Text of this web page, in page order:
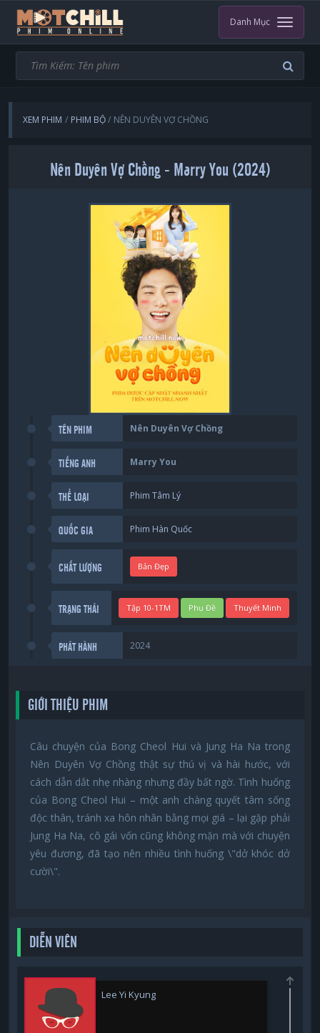
Danh Mục
XEM PHIM PHIM BỘ NÊN DUYÊN VỢ CHỒNG
Nên Duyên Vợ Chồng - Marry You (2024)
TÊN PHIM Nên Duyên Vợ Chồng
TIẾNG ANH Marry You
THỂ LOẠI Phim Tâm Lý
QUỐC GIA Phim Hàn Quốc
CHẤT LƯỢNG Bản Đẹp
TRẠNG THÁI Tập 10-1TM Phụ Đề Thuyết Minh
PHÁT HÀNH 2024
GIỚI THIỆU PHIM
Câu chuyện của Bong Cheol Hui và Jung Ha Na trong
Nên Duyên Vợ Chồng thật sự thú vị và hài hước, với
cách dẫn dắt nhẹ nhàng nhưng đầy bất ngờ. Tình huống
của Bong Cheol Hui – một anh chàng quyết tâm sống
độc thân, tránh xa hôn nhân bằng mọi giá – lại gặp phải
Jung Ha Na, cô gái vốn cũng không mặn mà với chuyện
yêu đương, đã tạo nên nhiều tình huống \"dở khóc dở
cười\".
DIỄN VIÊN
Lee Yi Kyung